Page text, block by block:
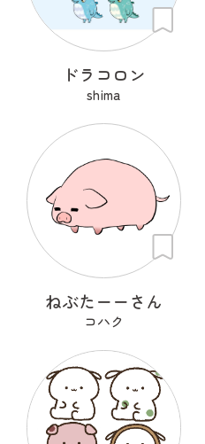
ドラコロン
shima
ねぶたーーさん
コハク